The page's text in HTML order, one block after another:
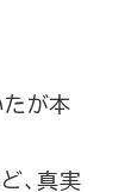
たが本
、真実